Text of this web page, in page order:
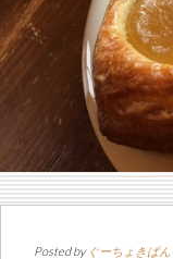
Posted by ぐーちょきぱん